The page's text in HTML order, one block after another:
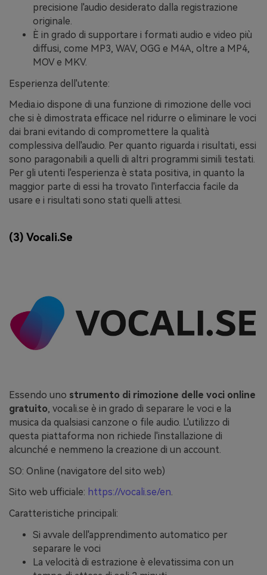
precisione l'audio desiderato dalla registrazione
originale.
È in grado di supportare i formati audio e video più
diffusi, come MP3, WAV, OGG e M4A, oltre a MP4,
MOV e MKV.
Esperienza dell'utente:
Media.io dispone di una funzione di rimozione delle voci
che si è dimostrata efficace nel ridurre o eliminare le voci
dai brani evitando di compromettere la qualità
complessiva dell'audio. Per quanto riguarda i risultati, essi
sono paragonabili a quelli di altri programmi simili testati.
Per gli utenti l'esperienza è stata positiva, in quanto la
maggior parte di essi ha trovato l'interfaccia facile da
usare e i risultati sono stati quelli attesi.
(3) Vocali.Se
Essendo uno strumento di rimozione delle voci online
gratuito, vocali.se è in grado di separare le voci e la
musica da qualsiasi canzone o file audio. L'utilizzo di
questa piattaforma non richiede l'installazione di
alcunché e nemmeno la creazione di un account.
SO: Online (navigatore del sito web)
Sito web ufficiale: https://vocali.se/en.
Caratteristiche principali:
Si avvale dell'apprendimento automatico per
separare le voci
La velocità di estrazione è elevatissima con un